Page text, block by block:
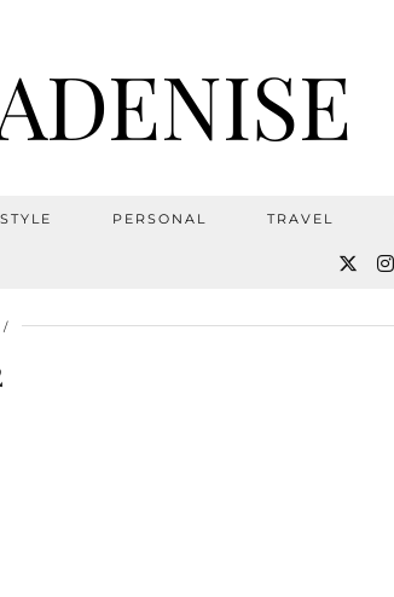
PERSONAL TRAVEL